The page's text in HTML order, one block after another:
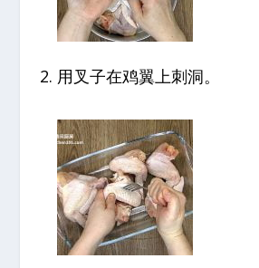
用叉子在鸡翼上刺洞。